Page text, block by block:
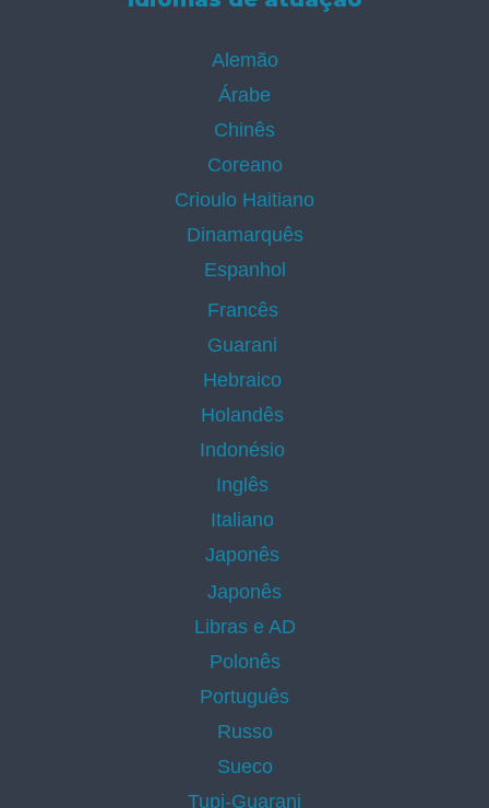
Alemão
Árabe
Chinês
Coreano
Crioulo Haitiano
Dinamarquês
Espanhol
Francês
Guarani
Hebraico
Holandês
Indonésio
Inglês
Italiano
Japonês
Japonês
Libras e AD
Polonês
Português
Russo
Sueco
Tupi-Guarani